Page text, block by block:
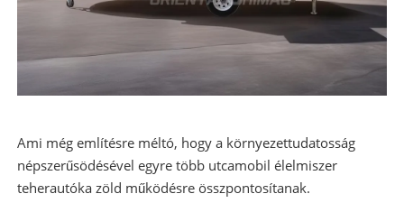
Ami még említésre méltó, hogy a környezettudatosság
népszerűsödésével egyre több utcamobil élelmiszer
teherautóka zöld működésre összpontosítanak.